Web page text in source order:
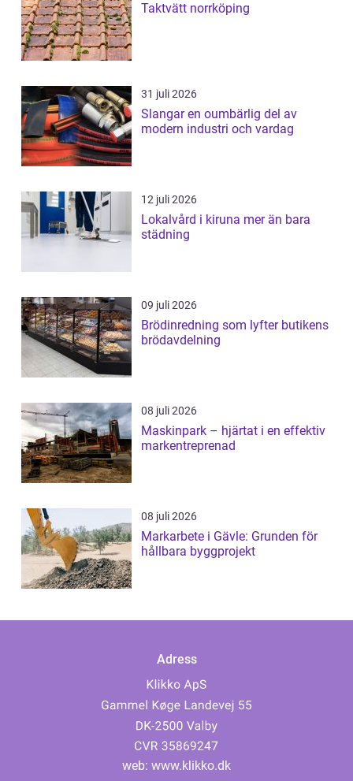
Taktvätt norrköping
31 juli 2026
Slangar en oumbärlig del av
modern industri och vardag
12 juli 2026
Lokalvård i kiruna mer än bara
städning
09 juli 2026
Brödinredning som lyfter butikens
brödavdelning
08 juli 2026
Maskinpark – hjärtat i en effektiv
markentreprenad
08 juli 2026
Markarbete i Gävle: Grunden för
hållbara byggprojekt
Adress
web: www.klikko.dk